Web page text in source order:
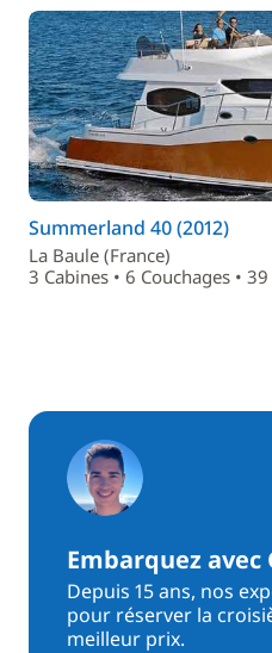
Summerland 40 (2012)
La Baule (France)
3 Cabines • 6 Couchages •
Embarquez avec
Depuis 15 ans, nos
pour réserver la
meilleur prix.